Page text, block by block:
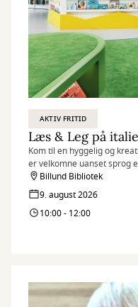
AKTIV FRITID
Læs & Leg på
Kom til en hyggelig og
er velkomne uanset sprog
Billund Bibliotek
9. august 2026
10:00 - 12:00